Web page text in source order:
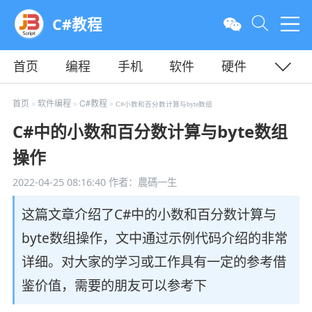
C#教程
首页 编程 手机 软件
硬件
教程
平面 服务器
首页 > 软件编程 > C#教程 > C#小数和百分数计算与byte数组
C#中的小数和百分数计算与byte数组
操作
2022-04-25 08:16:40作者：農碼一生
这篇文章介绍了C#中的小数和百分数计算与
byte数组操作，文中通过示例代码介绍的非常
详细。对大家的学习或工作具有一定的参考借
鉴价值，需要的朋友可以参考下